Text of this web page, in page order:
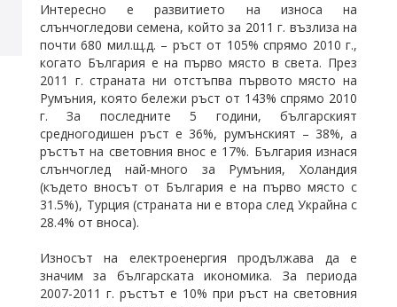
Интересно е развитието на износа на
слънчогледови семена, който за 2011 г. възлиза на
почти 680 мил.щ.д. – ръст от 105% спрямо 2010 г.,
когато България е на първо място в света. През
2011 г. страната ни отстъпва първото място на
Румъния, която бележи ръст от 143% спрямо 2010
г. За последните 5 години, българският
средногодишен ръст е 36%, румънският – 38%, а
ръстът на световния внос е 17%. България изнася
слънчоглед най-много за Румъния, Холандия
(където вносът от България е на първо място с
31.5%), Турция (страната ни е втора след Украйна с
28.4% от вноса).
Износът на електроенергия продължава да е
значим за българската икономика. За периода
2007-2011 г. ръстът е 10% при ръст на световния